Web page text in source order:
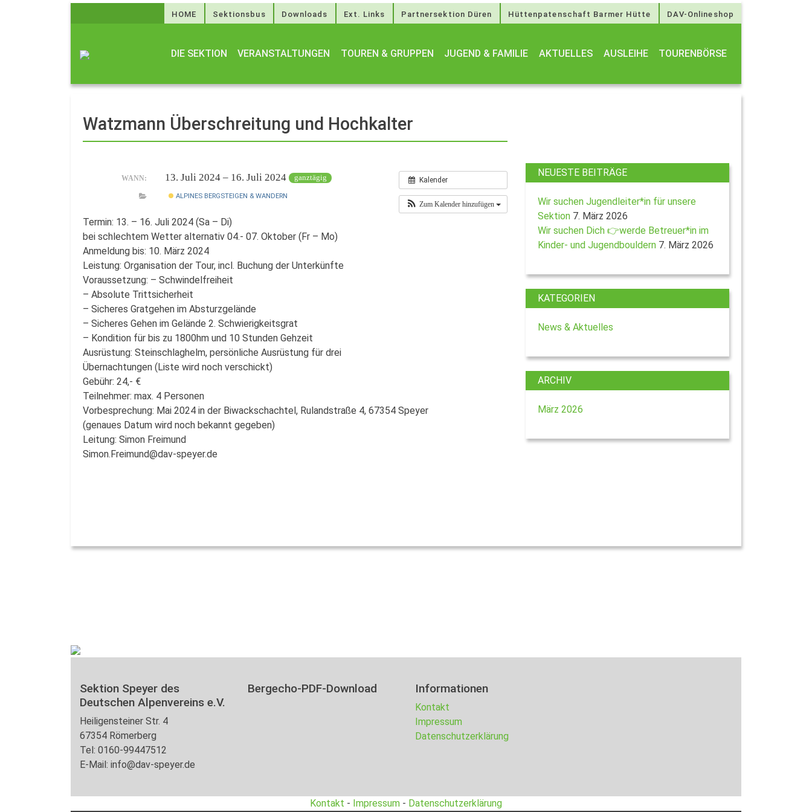
HOME Sektionsbus Downloads Ext. Links Partnersektion Düren Hüttenpatenschaft Barmer Hütte DAV-Onlineshop
DIE SEKTION VERANSTALTUNGEN TOUREN & GRUPPEN JUGEND & FAMILIE AKTUELLES AUSLEIHE TOURENBÖRSE
Watzmann Überschreitung und Hochkalter
Kalender
Zum Kalender hinzufügen
WANN: 13. Juli 2024 – 16. Juli 2024 ganztägig
ALPINES BERGSTEIGEN & WANDERN
Termin: 13. – 16. Juli 2024 (Sa – Di)
bei schlechtem Wetter alternativ 04.- 07. Oktober (Fr – Mo)
Anmeldung bis: 10. März 2024
Leistung: Organisation der Tour, incl. Buchung der Unterkünfte
Voraussetzung: – Schwindelfreiheit
– Absolute Trittsicherheit
– Sicheres Gratgehen im Absturzgelände
– Sicheres Gehen im Gelände 2. Schwierigkeitsgrat
– Kondition für bis zu 1800hm und 10 Stunden Gehzeit
Ausrüstung: Steinschlaghelm, persönliche Ausrüstung für drei
Übernachtungen (Liste wird noch verschickt)
Gebühr: 24,- €
Teilnehmer: max. 4 Personen
Vorbesprechung: Mai 2024 in der Biwackschachtel, Rulandstraße 4, 67354 Speyer
(genaues Datum wird noch bekannt gegeben)
Leitung: Simon Freimund
Simon.Freimund@dav-speyer.de
NEUESTE BEITRÄGE
Wir suchen Jugendleiter*in für unsere
Sektion 7. März 2026
Wir suchen Dich 👉werde Betreuer*in im
Kinder- und Jugendbouldern 7. März 2026
KATEGORIEN
News & Aktuelles
ARCHIV
März 2026
Sektion Speyer des
Deutschen Alpenvereins e.V.
Heiligensteiner Str. 4
67354 Römerberg
Tel: 0160-99447512
E-Mail: info@dav-speyer.de
Bergecho-PDF-Download Informationen
Kontakt
Impressum
Datenschutzerklärung
Kontakt - Impressum - Datenschutzerklärung